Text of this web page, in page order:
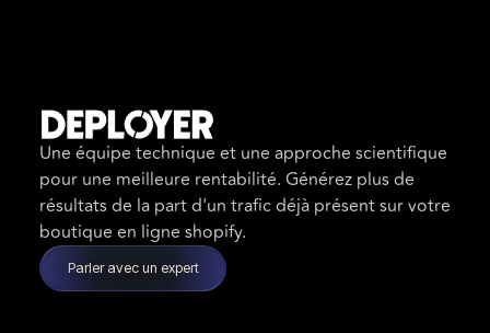
Une équipe technique et une approche scientifique
pour une meilleure rentabilité. Générez plus de
résultats de la part d'un trafic déjà présent sur votre
boutique en ligne shopify.
Parler avec un expert